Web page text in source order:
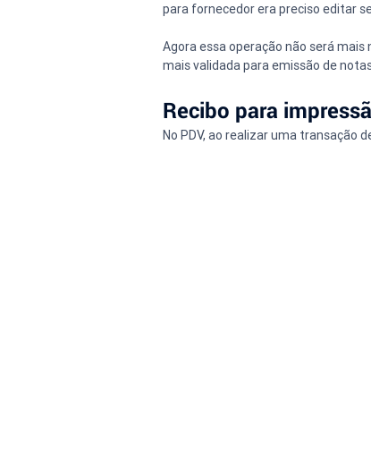
para fornecedor era preciso editar
Agora essa operação não será
mais validada para emissão de
Recibo para
No PDV, ao realizar uma transação